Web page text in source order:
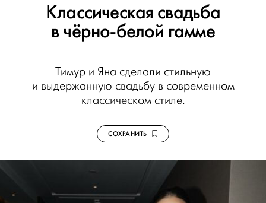
Классическая свадьба
в чёрно-белой гамме
Тимур и Яна сделали стильную
и выдержанную свадьбу в современном
классическом стиле.
СОХРАНИТЬ